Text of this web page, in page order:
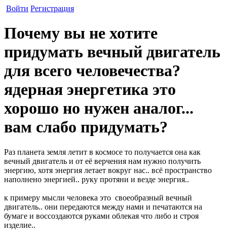
Войти Регистрация
Почему вы не хотите
придумать вечный двигатель
для всего человечества?
ядерная энергетика это
хорошо но нужен аналог...
вам слабо придумать?
Раз планета земля летит в космосе то получается она как
вечный двигатель и от её верчения нам нужно получить
энергию, хотя энергия летает вокруг нас.. всё пространство
наполнено энергией.. руку протяни и везде энергия..
к примеру мысли человека это своеобразный вечный
двигатель.. они передаются между нами и печатаются на
бумаге и воссоздаются руками облекая что либо и строя
изделие..